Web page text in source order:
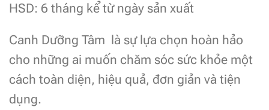
HSD: 6 tháng kể từ ngày sản xuất
Canh Dưỡng Tâm là sự lựa chọn hoàn hảo
cho những ai muốn chăm sóc sức khỏe một
cách toàn diện, hiệu quả, đơn giản và tiện
dụng.